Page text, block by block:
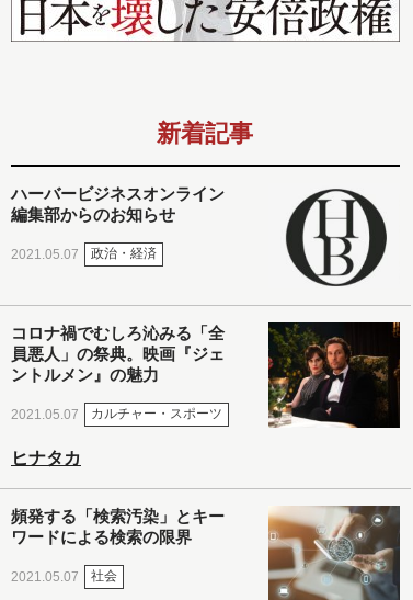
新着記事
ハーバービジネスオンライン
編集部からのお知らせ
2021.05.07 政治・経済
コロナ禍でむしろ沁みる「全
員悪人」の祭典。映画『ジェ
ントルメン』の魅力
2021.05.07 カルチャー・スポーツ
ヒナタカ
頻発する「検索汚染」とキー
ワードによる検索の限界
2021.05.07 社会